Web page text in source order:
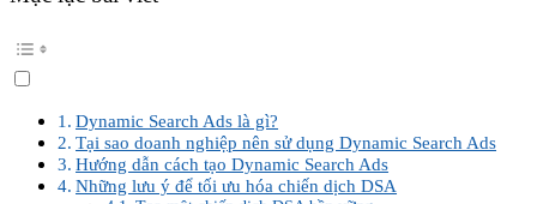
Dynamic Search Ads là gì?
Tại sao doanh nghiệp nên sử dụng Dynamic Search Ads
Hướng dẫn cách tạo Dynamic Search Ads
Những lưu ý để tối ưu hóa chiến dịch DSA